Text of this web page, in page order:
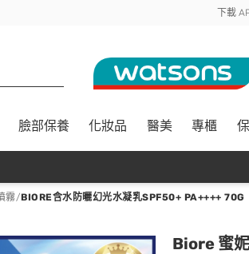
下載
臉部保養 化妝品 醫美 專櫃
霧/BIORE含水防曬幻光水凝乳SPF50+ PA++++ 70G
Biore 蜜妮